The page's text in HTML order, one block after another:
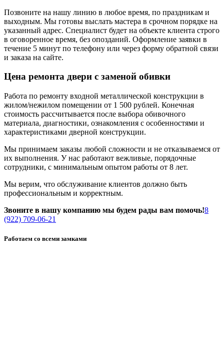
Позвоните на нашу линию в любое время, по праздникам и
выходным. Мы готовы выслать мастера в срочном порядке на
указанный адрес. Специалист будет на объекте клиента строго
в оговоренное время, без опозданий. Оформление заявки в
течение 5 минут по телефону или через форму обратной связи
и заказа на сайте.
Цена ремонта двери с заменой обивки
Работа по ремонту входной металлической конструкции в
жилом/нежилом помещении от 1 500 рублей. Конечная
стоимость рассчитывается после выбора обивочного
материала, диагностики, ознакомления с особенностями и
характеристиками дверной конструкции.
Мы принимаем заказы любой сложности и не отказываемся от
их выполнения. У нас работают вежливые, порядочные
сотрудники, с минимальным опытом работы от 8 лет.
Мы верим, что обслуживание клиентов должно быть
профессиональным и корректным.
Звоните в нашу компанию мы будем рады вам помочь!8
(922) 709-06-21
Работаем со всеми замками